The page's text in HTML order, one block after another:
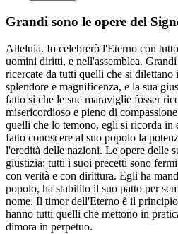
Grandi sono le opere del
Alleluia. Io celebrerò l'Eterno con
uomini diritti, e nell'assemblea.
ricercate da tutti quelli che si dilettano
splendore e magnificenza, e la sua
fatto sì che le sue maraviglie fosser
misericordioso e pieno di
quelli che lo temono, egli si ricorda in
fatto conoscere al suo popolo la
l'eredità delle nazioni. Le opere delle
giustizia; tutti i suoi precetti sono
con verità e con dirittura. Egli ha
popolo, ha stabilito il suo patto per
nome. Il timor dell'Eterno è il
hanno tutti quelli che mettono in
dimora in perpetuo.